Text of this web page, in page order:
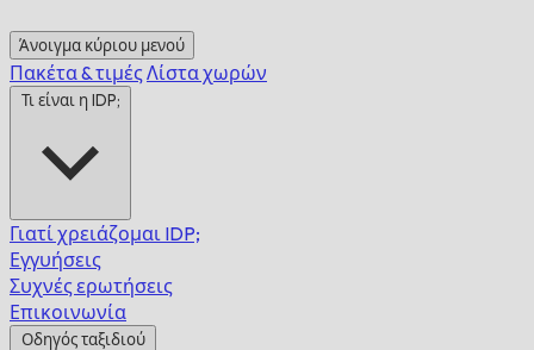
Άνοιγμα κύριου μενού
Πακέτα & τιμέςΛίστα χωρών
Τι είναι η IDP;
Γιατί χρειάζομαι IDP;
Εγγυήσεις
Συχνές ερωτήσεις
Επικοινωνία
Οδηγός ταξιδιού